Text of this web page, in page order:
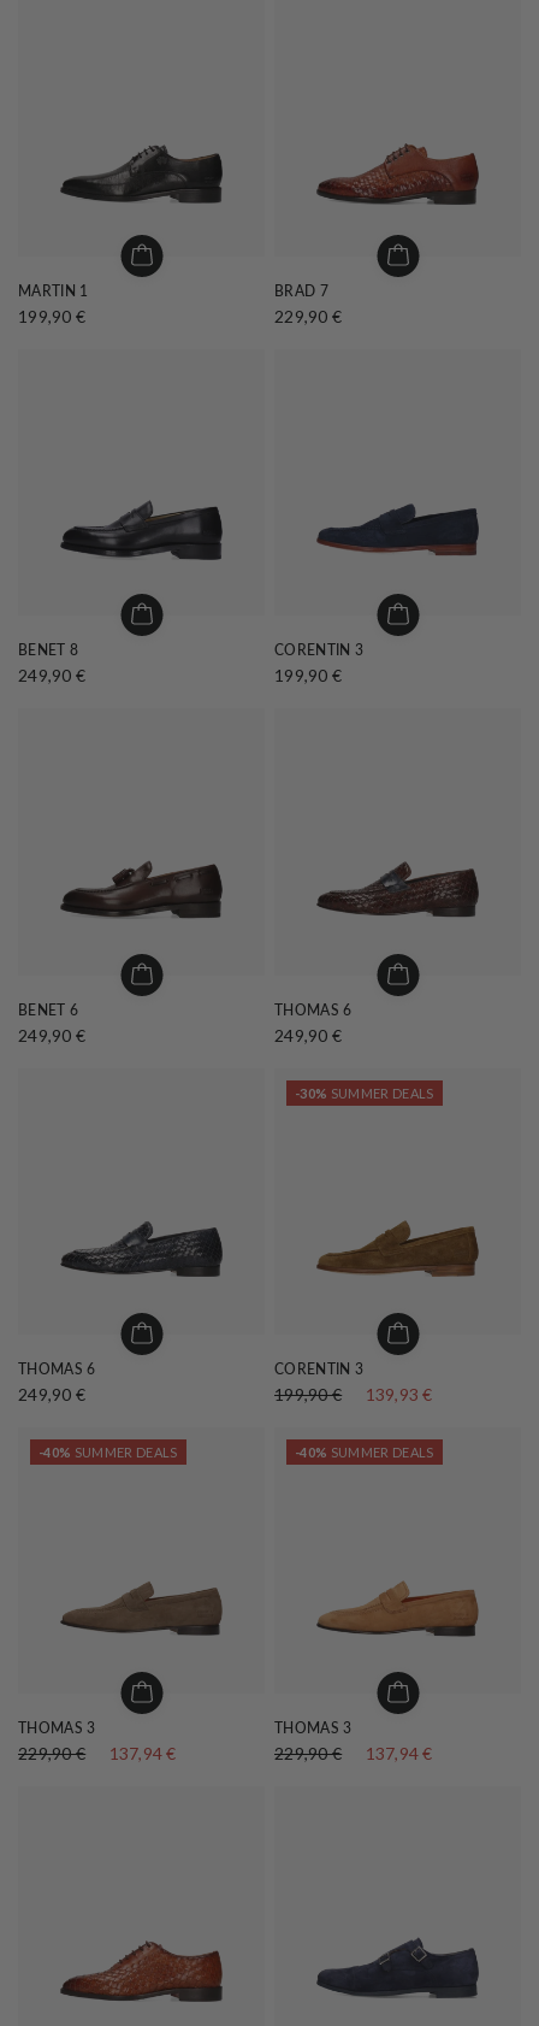
MARTIN 1
199,90 €
BRAD 7
229,90 €
BENET 8
249,90 €
CORENTIN 3
199,90 €
BENET 6
249,90 €
THOMAS 6
249,90 €
THOMAS 6
249,90 €
-30% SUMMER DEALS
CORENTIN 3
199,90 € 139,93 €
-40% SUMMER DEALS
THOMAS 3
229,90 € 137,94 €
-40% SUMMER DEALS
THOMAS 3
229,90 € 137,94 €